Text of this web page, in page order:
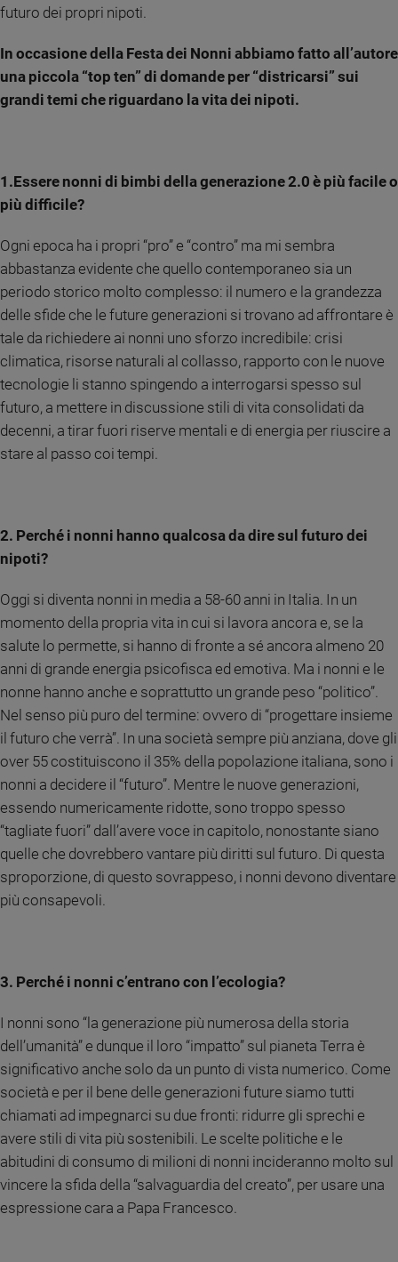
spettacoli
2026
streaming
Libri
Famiglia
ed
Genitori
figli
Nonni
Coppia
Scuola
Vai
Riflessioni
Foto
Video
Podcast
Privacy
Policy
Pubblicità
Registrati
Redazione
Social
futuro dei propri nipoti.
In occasione della Festa dei Nonni abbiamo fatto all’autore
una piccola “top ten” di domande per “districarsi” sui
grandi temi che riguardano la vita dei nipoti.
1.Essere nonni di bimbi della generazione 2.0 è più facile o
più difficile?
Ogni epoca ha i propri “pro” e “contro” ma mi sembra
abbastanza evidente che quello contemporaneo sia un
periodo storico molto complesso: il numero e la grandezza
delle sfide che le future generazioni si trovano ad affrontare è
tale da richiedere ai nonni uno sforzo incredibile: crisi
climatica, risorse naturali al collasso, rapporto con le nuove
tecnologie li stanno spingendo a interrogarsi spesso sul
futuro, a mettere in discussione stili di vita consolidati da
decenni, a tirar fuori riserve mentali e di energia per riuscire a
stare al passo coi tempi.
2. Perché i nonni hanno qualcosa da dire sul futuro dei
nipoti?
Oggi si diventa nonni in media a 58-60 anni in Italia. In un
momento della propria vita in cui si lavora ancora e, se la
salute lo permette, si hanno di fronte a sé ancora almeno 20
anni di grande energia psicofisca ed emotiva. Ma i nonni e le
nonne hanno anche e soprattutto un grande peso “politico”.
Nel senso più puro del termine: ovvero di “progettare insieme
il futuro che verrà”. In una società sempre più anziana, dove gli
over 55 costituiscono il 35% della popolazione italiana, sono i
nonni a decidere il “futuro”. Mentre le nuove generazioni,
essendo numericamente ridotte, sono troppo spesso
“tagliate fuori” dall’avere voce in capitolo, nonostante siano
quelle che dovrebbero vantare più diritti sul futuro. Di questa
sproporzione, di questo sovrappeso, i nonni devono diventare
più consapevoli.
3. Perché i nonni c’entrano con l’ecologia?
I nonni sono “la generazione più numerosa della storia
dell’umanità” e dunque il loro “impatto” sul pianeta Terra è
significativo anche solo da un punto di vista numerico. Come
società e per il bene delle generazioni future siamo tutti
chiamati ad impegnarci su due fronti: ridurre gli sprechi e
avere stili di vita più sostenibili. Le scelte politiche e le
abitudini di consumo di milioni di nonni incideranno molto sul
vincere la sfida della “salvaguardia del creato”, per usare una
espressione cara a Papa Francesco.